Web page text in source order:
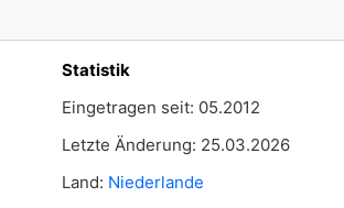
Statistik
Eingetragen seit: 05.2012
Letzte Änderung: 25.03.2026
Land: Niederlande